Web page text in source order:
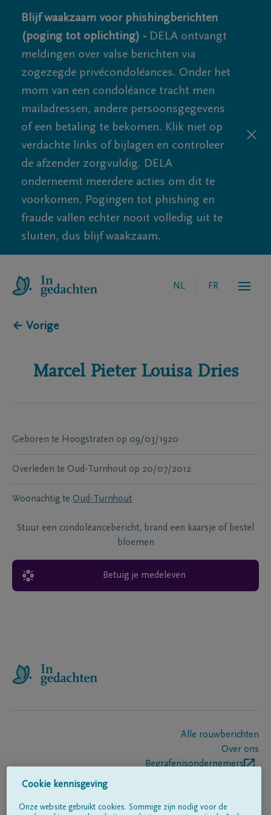
Blijf waakzaam voor phishingberichten
(poging tot oplichting) - DELA ontvangt
meldingen over valse berichten via
zogezegde privécondoléances. Onder het
mom van een condoléance tracht men
mailadressen, andere persoonsgegevens
of een betaling te bekomen. Klik niet op
verdachte links of bijlagen en controleer
de afzender zorgvuldig. DELA
onderneemt meerdere acties om dit te
voorkomen. Pogingen tot phishing en
fraude vallen echter nooit volledig uit te
sluiten, dus blijf waakzaam.
NL FR
← Vorige
Marcel Pieter Louisa Dries
Geboren te Hoogstraten op 09/03/1920
Overleden te Oud-Turnhout op 20/07/2012
Woonachtig te Oud-Turnhout
Stuur een condoléancebericht, brand een kaarsje of bestel
bloemen
Betuig je medeleven
Alle rouwberichten
Over ons
Begrafenisondernemers
Cookie kennisgeving
Onze website gebruikt cookies. Sommige zijn nodig voor de